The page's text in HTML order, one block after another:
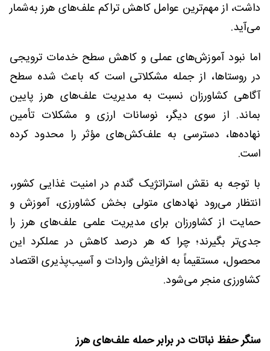
داشت، از مهم‌ترین عوامل کاهش تراکم علف‌های هرز به‌شمار
می‌آید.
اما نبود آموزش‌های عملی و کاهش سطح خدمات ترویجی
در روستاها، از جمله مشکلاتی است که باعث شده سطح
آگاهی کشاورزان نسبت به مدیریت علف‌های هرز پایین
بماند. از سوی دیگر، نوسانات ارزی و مشکلات تأمین
نهاده‌ها، دسترسی به علف‌کش‌های مؤثر را محدود کرده
است.
با توجه به نقش استراتژیک گندم در امنیت غذایی کشور،
انتظار می‌رود نهادهای متولی بخش کشاورزی، آموزش و
حمایت از کشاورزان برای مدیریت علمی علف‌های هرز را
جدی‌تر بگیرند؛ چرا که هر درصد کاهش در عملکرد این
محصول، مستقیماً به افزایش واردات و آسیب‌پذیری اقتصاد
کشاورزی منجر می‌شود.
سنگر حفظ نباتات در برابر حمله علف‌های هرز